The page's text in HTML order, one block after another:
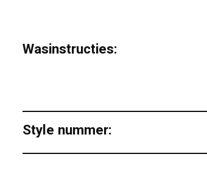
Wasinstructies:
Style nummer: